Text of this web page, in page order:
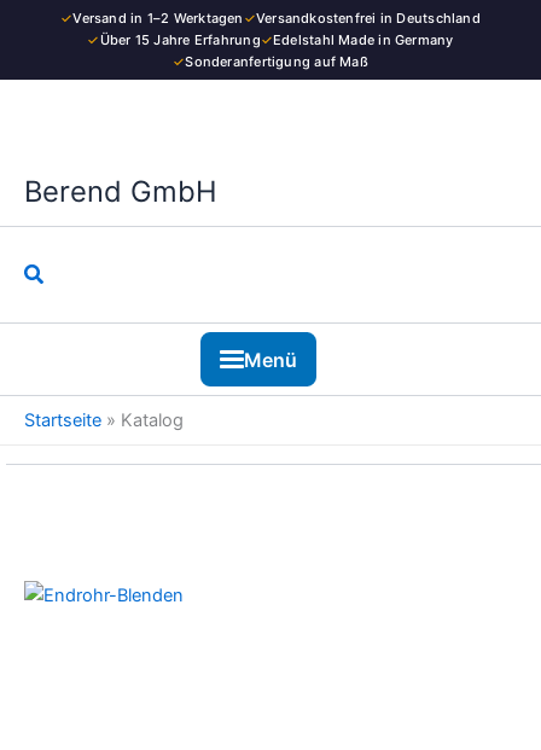
✓Versand in 1–2 Werktagen ✓Versandkostenfrei in Deutschland
✓Über 15 Jahre Erfahrung✓Edelstahl Made in Germany
✓Sonderanfertigung auf Maß
Berend GmbH
Suchen
Menü
Startseite » Katalog